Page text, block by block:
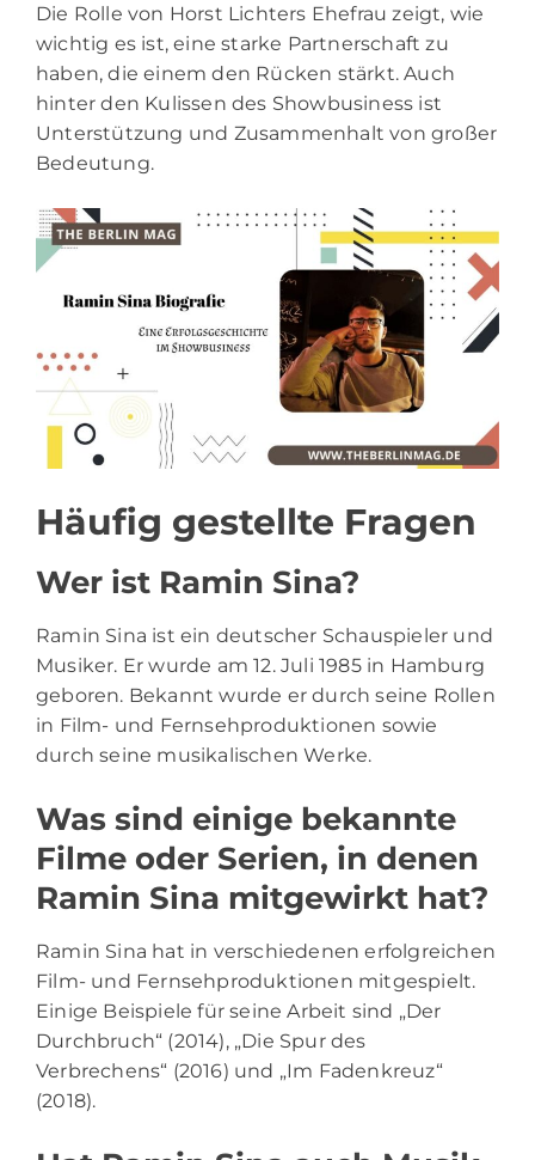
Die Rolle von Horst Lichters Ehefrau zeigt, wie
wichtig es ist, eine starke Partnerschaft zu
haben, die einem den Rücken stärkt. Auch
hinter den Kulissen des Showbusiness ist
Unterstützung und Zusammenhalt von großer
Bedeutung.
Häufig gestellte Fragen
Wer ist Ramin Sina?
Ramin Sina ist ein deutscher Schauspieler und
Musiker. Er wurde am 12. Juli 1985 in Hamburg
geboren. Bekannt wurde er durch seine Rollen
in Film- und Fernsehproduktionen sowie
durch seine musikalischen Werke.
Was sind einige bekannte
Filme oder Serien, in denen
Ramin Sina mitgewirkt hat?
Ramin Sina hat in verschiedenen erfolgreichen
Film- und Fernsehproduktionen mitgespielt.
Einige Beispiele für seine Arbeit sind „Der
Durchbruch“ (2014), „Die Spur des
Verbrechens“ (2016) und „Im Fadenkreuz“
(2018).